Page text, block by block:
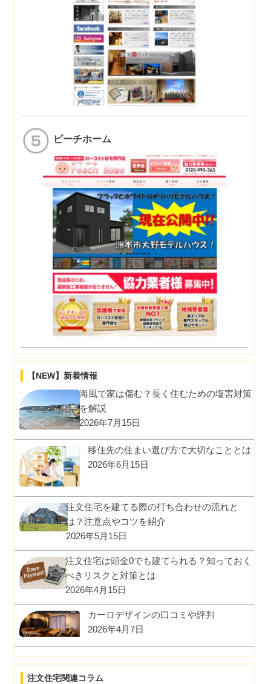
ピーチホーム
【NEW】新着情報
海風で家は傷む？長く住むための塩害対策
を解説
2026年7月15日
移住先の住まい選び方で大切なこととは
2026年6月15日
注文住宅を建てる際の打ち合わせの流れと
は？注意点やコツを紹介
2026年5月15日
注文住宅は頭金0でも建てられる？知っておく
べきリスクと対策とは
2026年4月15日
カーロデザインの口コミや評判
2026年4月7日
注文住宅関連コラム